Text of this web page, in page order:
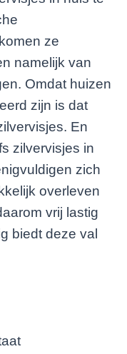
ze
namelijk van
Omdat huizen
zijn is dat
En
zilvervisjes in
zich
overleven
vrij lastig
biedt deze val